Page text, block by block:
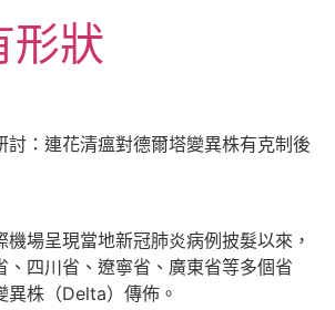
形狀
：連花清瘟對德爾塔變異株有克制後
場呈現當地新冠肺炎病例披髮以來，
、四川省、遼寧省、廣東省等多個省
異株（Delta）傳佈。